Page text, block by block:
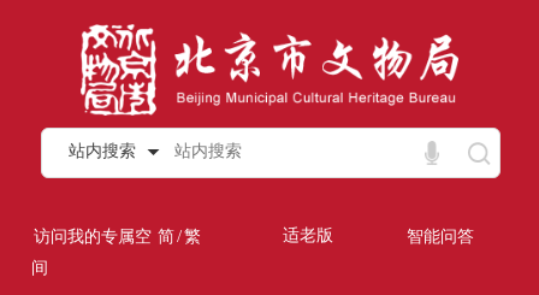
站内搜索
访问我的专属空
间
简/繁 适老版 智能问答